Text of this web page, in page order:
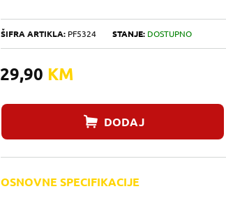
ŠIFRA ARTIKLA: PF5324 STANJE: DOSTUPNO
29,90 KM
DODAJ
OSNOVNE SPECIFIKACIJE